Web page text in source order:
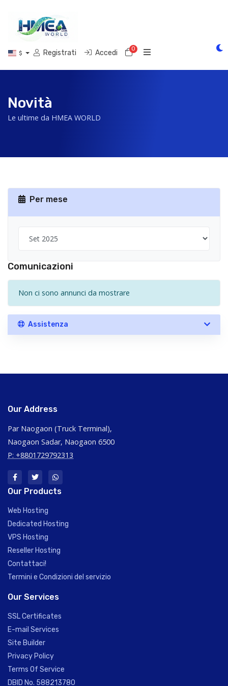
$ Registrati Accedi 0Carrello
Novità
Le ultime da HMEA WORLD
Per mese
Comunicazioni
Non ci sono annunci da mostrare
Assistenza
Our Address
Par Naogaon (Truck Terminal),
Naogaon Sadar, Naogaon 6500
P: +8801729792313
Our Products
Web Hosting
Dedicated Hosting
VPS Hosting
Reseller Hosting
Contattaci!
Termini e Condizioni del servizio
Our Services
SSL Certificates
E-mail Services
Site Builder
Privacy Policy
Terms Of Service
DBID No. 588213780